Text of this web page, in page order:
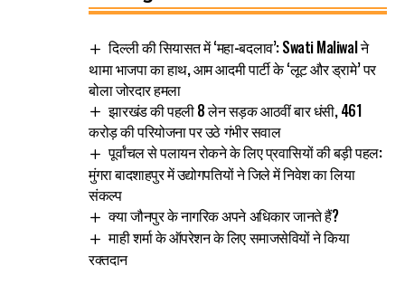
दिल्ली की सियासत में ‘महा-बदलाव’: Swati Maliwal ने
थामा भाजपा का हाथ, आम आदमी पार्टी के ‘लूट और ड्रामे’ पर
बोला जोरदार हमला
झारखंड की पहली 8 लेन सड़क आठवीं बार धंसी, 461
करोड़ की परियोजना पर उठे गंभीर सवाल
पूर्वांचल से पलायन रोकने के लिए प्रवासियों की बड़ी पहल:
मुंगरा बादशाहपुर में उद्योगपतियों ने जिले में निवेश का लिया
संकल्प
क्या जौनपुर के नागरिक अपने अधिकार जानते हैं?
माही शर्मा के ऑपरेशन के लिए समाजसेवियों ने किया
रक्तदान